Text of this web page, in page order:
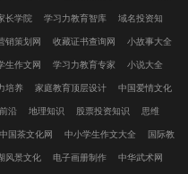
长学院 学习力教育智库 域名投资知
销策划网 收藏证书查询网 小故事大全
生作文网 学习力教育专家 小说大全
培养 家庭教育顶层设计 中国爱情文化
沿 地理知识 股票投资知识 思维
中国茶文化网 中小学生作文大全 国际教
风景文化 电子画册制作 中华武术网